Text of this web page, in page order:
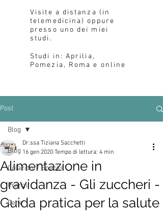
Visite a distanza (in
telemedicina) oppure
presso uno dei miei
studi.
Studi in: Aprilia,
Pomezia, Roma e online
Post
Blog
Colazioni / Snacks
Pranzi
Cene
Blog
Alimentazione in
gravidanza - Gli zuccheri -
Guida pratica per la salute
Dr.ssa Tiziana Sacchetti
16 gen 2020 Tempo di lettura: 4 min